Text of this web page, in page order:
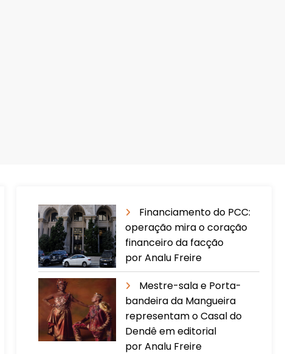
Financiamento do PCC:
operação mira o coração
financeiro da facção
por Analu Freire
Mestre-sala e Porta-
bandeira da Mangueira
representam o Casal do
Dendê em editorial
por Analu Freire